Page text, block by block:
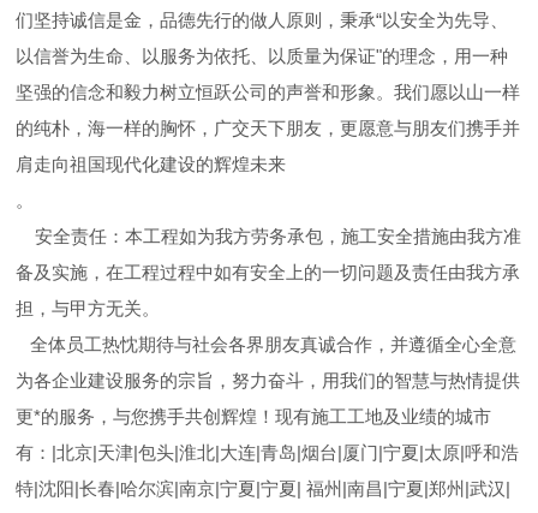
们坚持诚信是金，品德先行的做人原则，秉承“以安全为先导、
以信誉为生命、以服务为依托、以质量为保证"的理念，用一种
坚强的信念和毅力树立恒跃公司的声誉和形象。我们愿以山一样
的纯朴，海一样的胸怀，广交天下朋友，更愿意与朋友们携手并
肩走向祖国现代化建设的辉煌未来
。
安全责任：本工程如为我方劳务承包，施工安全措施由我方准
备及实施，在工程过程中如有安全上的一切问题及责任由我方承
担，与甲方无关。
全体员工热忱期待与社会各界朋友真诚合作，并遵循全心全意
为各企业建设服务的宗旨，努力奋斗，用我们的智慧与热情提供
更*的服务，与您携手共创辉煌！现有施工工地及业绩的城市
有：|北京|天津|包头|淮北|大连|青岛|烟台|厦门|宁夏|太原|呼和浩
特|沈阳|长春|哈尔滨|南京|宁夏|宁夏| 福州|南昌|宁夏|郑州|武汉|